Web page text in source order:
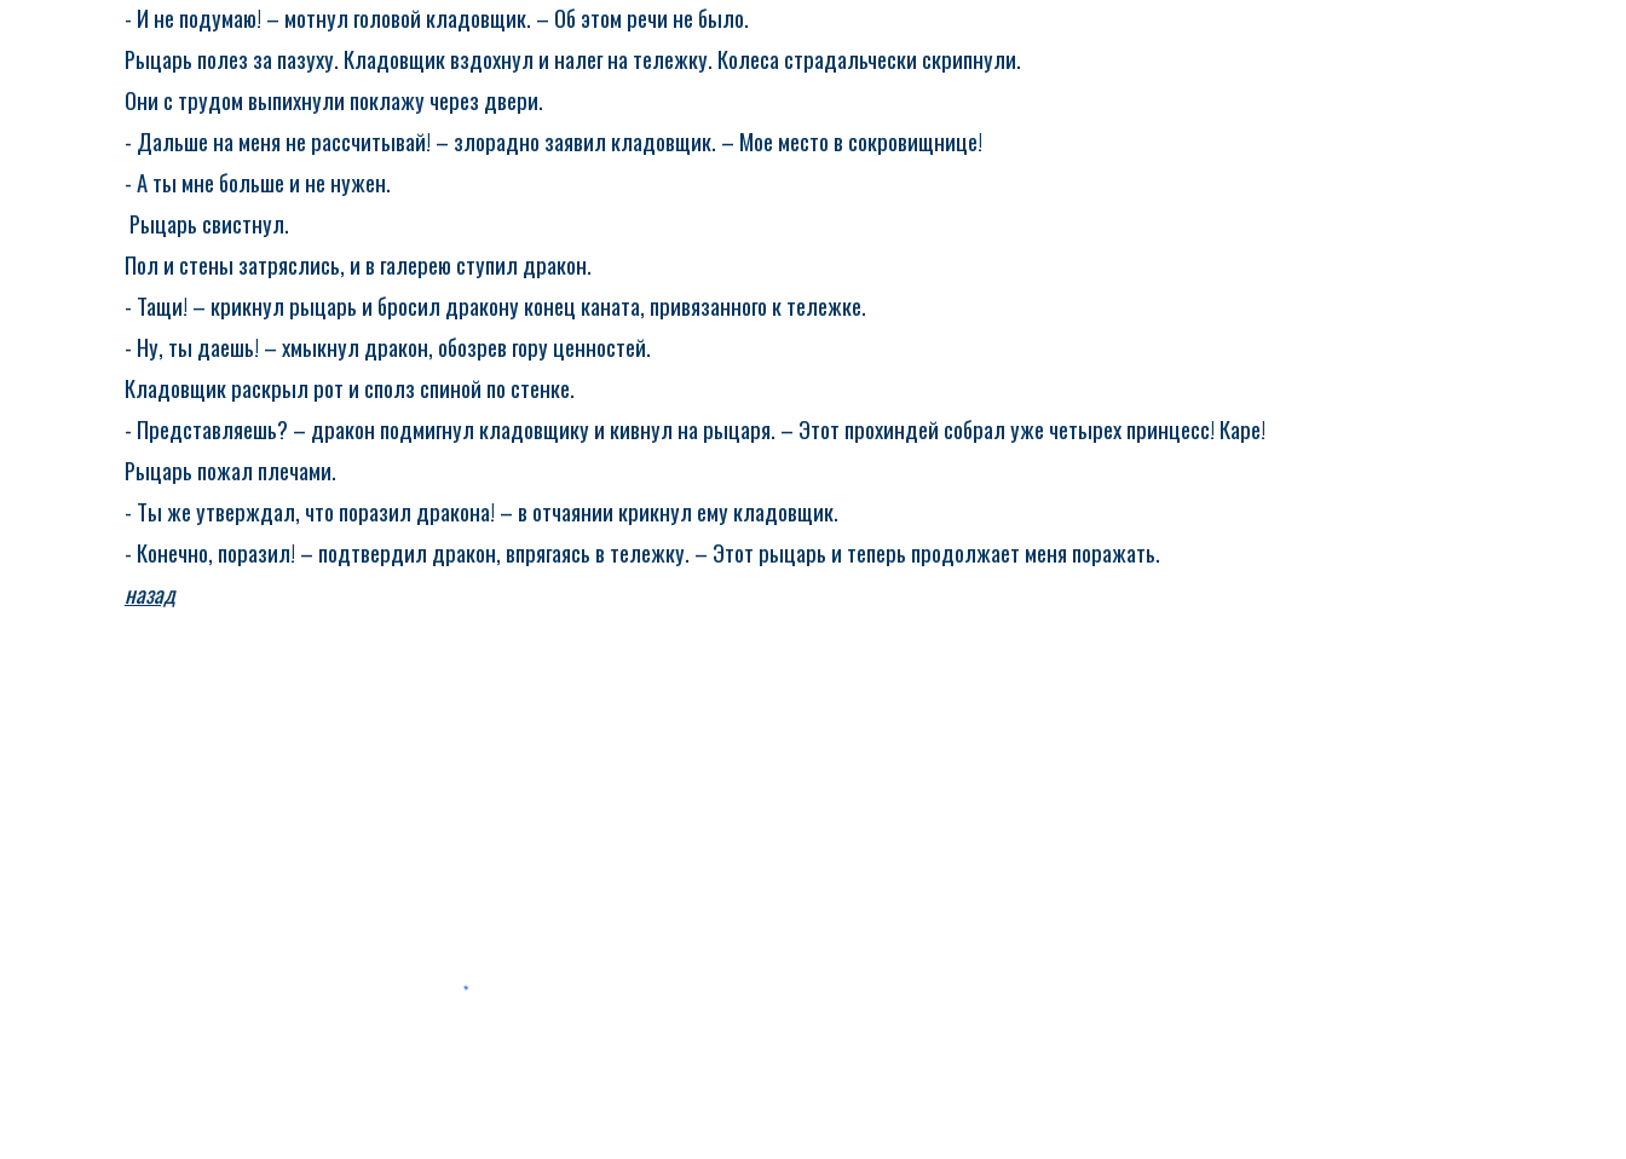
- И не подумаю! – мотнул головой кладовщик. – Об этом речи не было.
Рыцарь полез за пазуху. Кладовщик вздохнул и налег на тележку. Колеса страдальчески скрипнули.
Они с трудом выпихнули поклажу через двери.
- Дальше на меня не рассчитывай! – злорадно заявил кладовщик. – Мое место в сокровищнице!
- А ты мне больше и не нужен.
Рыцарь свистнул.
Пол и стены затряслись, и в галерею ступил дракон.
- Тащи! – крикнул рыцарь и бросил дракону конец каната, привязанного к тележке.
- Ну, ты даешь! – хмыкнул дракон, обозрев гору ценностей.
Кладовщик раскрыл рот и сполз спиной по стенке.
- Представляешь? – дракон подмигнул кладовщику и кивнул на рыцаря. – Этот прохиндей собрал уже четырех принцесс! Каре!
Рыцарь пожал плечами.
- Ты же утверждал, что поразил дракона! – в отчаянии крикнул ему кладовщик.
- Конечно, поразил! – подтвердил дракон, впрягаясь в тележку. – Этот рыцарь и теперь продолжает меня поражать.
назад